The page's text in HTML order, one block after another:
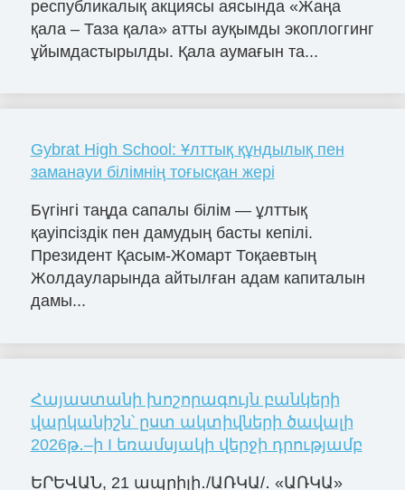
республикалық акциясы аясында «Жаңа
қала – Таза қала» атты ауқымды экоплоггинг
ұйымдастырылды. Қала аумағын та...
Gybrat High School: Ұлттық құндылық пен
заманауи білімнің тоғысқан жері
Бүгінгі таңда сапалы білім — ұлттық
қауіпсіздік пен дамудың басты кепілі.
Президент Қасым-Жомарт Тоқаевтың
Жолдауларында айтылған адам капиталын
дамы...
Հայաստանի խոշորագույն բանկերի
վարկանիշն՝ ըստ ակտիվների ծավալի
2026թ․–ի I եռամսյակի վերջի դրությամբ
ԵՐԵՎԱՆ, 21 ապրիլի․/ԱՌԿԱ/․ «ԱՌԿԱ»